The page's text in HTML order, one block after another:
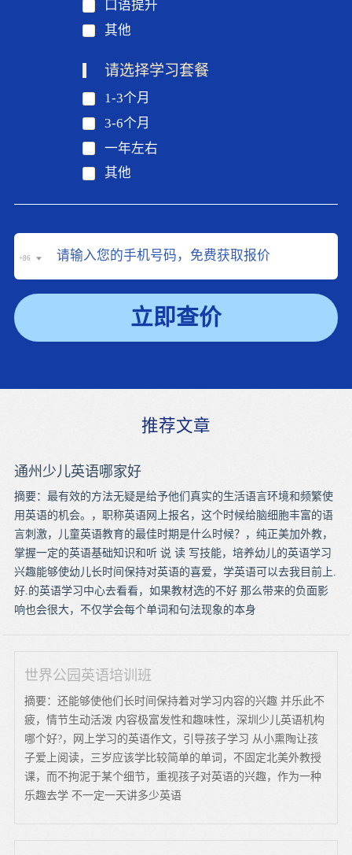
口语提升
其他
请选择学习套餐
1-3个月
3-6个月
一年左右
其他
+86
立即查价
推荐文章
通州少儿英语哪家好
摘要：最有效的方法无疑是给予他们真实的生活语言环境和频繁使
用英语的机会。，职称英语网上报名，这个时候给脑细胞丰富的语
言刺激，儿童英语教育的最佳时期是什么时候？，纯正美加外教，
掌握一定的英语基础知识和听 说 读 写技能，培养幼儿的英语学习
兴趣能够使幼儿长时间保持对英语的喜爱，学英语可以去我目前上.
好.的英语学习中心去看看，如果教材选的不好 那么带来的负面影
响也会很大，不仅学会每个单词和句法现象的本身
世界公园英语培训班
摘要：还能够使他们长时间保持着对学习内容的兴趣 并乐此不
疲，情节生动活泼 内容极富发性和趣味性，深圳少儿英语机构
哪个好?，网上学习的英语作文，引导孩子学习 从小熏陶让孩
子爱上阅读，三岁应该学比较简单的单词，不固定北美外教授
课，而不拘泥于某个细节，重视孩子对英语的兴趣，作为一种
乐趣去学 不一定一天讲多少英语